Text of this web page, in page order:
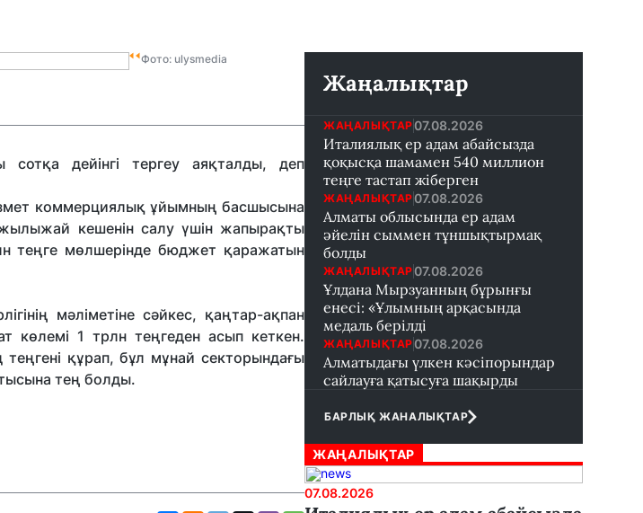
Фото: ulysmedia
дейінгі тергеу аяқталды, деп
коммерциялық ұйымның басшысына
кешенін салу үшін жапырақты
теңге мөлшерінде бюджет қаражатын
мәліметіне сәйкес, қаңтар-ақпан
көлемі 1 трлн теңгеден асып кеткен.
теңгені құрап, бұл мұнай секторындағы
тең болды.
Жаңалықтар
ЖАҢАЛЫҚТАР 07.08.2026
Италиялық ер адам абайсызда
қоқысқа шамамен 540 миллион
теңге тастап жіберген
ЖАҢАЛЫҚТАР 07.08.2026
Алматы облысында ер адам
әйелін сыммен тұншықтырмақ
болды
ЖАҢАЛЫҚТАР 07.08.2026
Ұлдана Мырзуанның бұрынғы
енесі: «Ұлымның арқасында
медаль берілді
ЖАҢАЛЫҚТАР 07.08.2026
Алматыдағы үлкен кәсіпорындар
сайлауға қатысуға шақырды
БАРЛЫҚ ЖАНАЛЫҚТАР
ЖАҢАЛЫҚТАР
07.08.2026